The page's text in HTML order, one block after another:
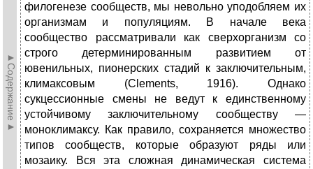
►Содержание►
филогенезе сообществ, мы невольно уподобляем их
организмам и популяциям. В начале века
сообщество рассматривали как сверхорганизм со
строго детерминированным развитием от
ювенильных, пионерских стадий к заключительным,
климаксовым (Clements, 1916). Однако
сукцессионные смены не ведут к единственному
устойчивому заключительному сообществу —
моноклимаксу. Как правило, сохраняется множество
типов сообществ, которые образуют ряды или
мозаику. Вся эта сложная динамическая система